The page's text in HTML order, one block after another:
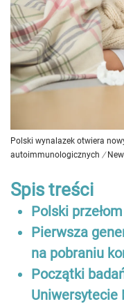
Polski wynalazek otwiera
autoimmunologicznych /
Spis treści
Polski
Pierwsza
na pobraniu
Początki
Uniwersytecie